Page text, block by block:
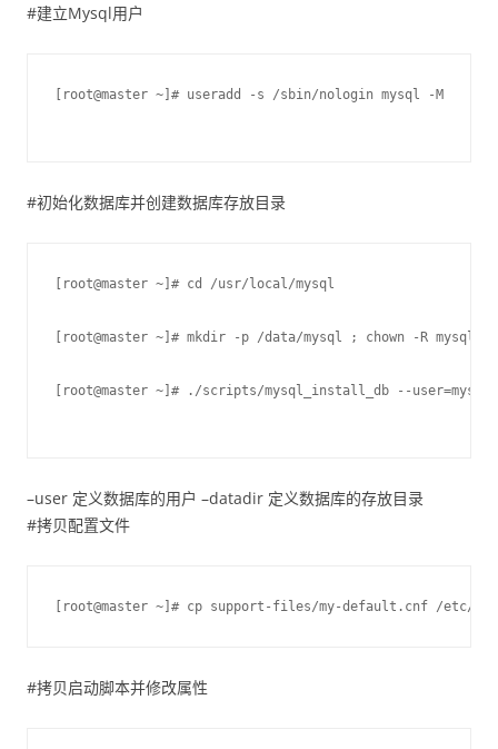
#建立Mysql用户
[root@master ~]# useradd -s /sbin/nologin mysql -M
#初始化数据库并创建数据库存放目录
[root@master ~]# cd /usr/local/mysql
[root@master ~]# mkdir -p /data/mysql ; chown -R
[root@master ~]# ./scripts/mysql_install_db --
–user 定义数据库的用户 –datadir 定义数据库的存放目录
#拷贝配置文件
[root@master ~]# cp support-files/my-default.cnf /etc/
#拷贝启动脚本并修改属性